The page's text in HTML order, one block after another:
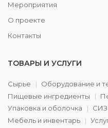
Мероприятия
О проекте
Контакты
ТОВАРЫ И УСЛУГИ
Сырье
Оборудование и
Пищевые ингредиенты
Упаковка и оболочка
СИЗ
Мебель и инвентарь